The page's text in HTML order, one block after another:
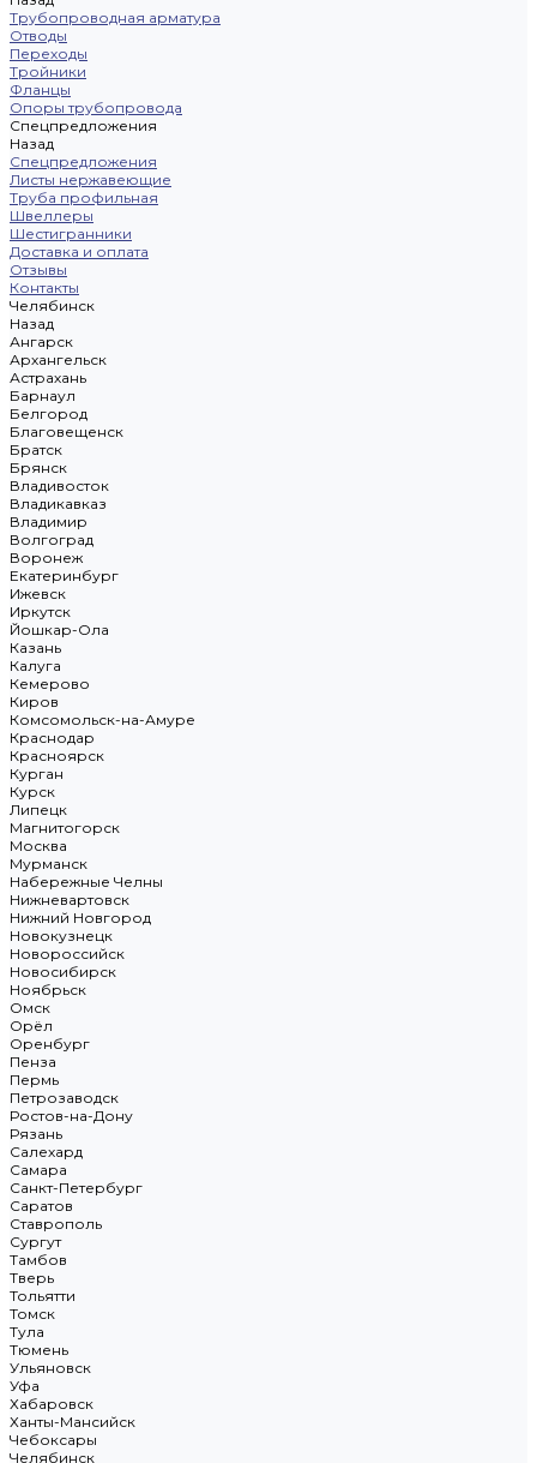
Трубопроводная арматура
Отводы
Переходы
Тройники
Фланцы
Опоры трубопровода
Спецпредложения
Назад
Спецпредложения
Листы нержавеющие
Труба профильная
Швеллеры
Шестигранники
Доставка и оплата
Отзывы
Контакты
Челябинск
Назад
Ангарск
Архангельск
Астрахань
Барнаул
Белгород
Благовещенск
Братск
Брянск
Владивосток
Владикавказ
Владимир
Волгоград
Воронеж
Екатеринбург
Ижевск
Иркутск
Йошкар-Ола
Казань
Калуга
Кемерово
Киров
Комсомольск-на-Амуре
Краснодар
Красноярск
Курган
Курск
Липецк
Магнитогорск
Москва
Мурманск
Набережные Челны
Нижневартовск
Нижний Новгород
Новокузнецк
Новороссийск
Новосибирск
Ноябрьск
Омск
Орёл
Оренбург
Пенза
Пермь
Петрозаводск
Ростов-на-Дону
Рязань
Салехард
Самара
Санкт-Петербург
Саратов
Ставрополь
Сургут
Тамбов
Тверь
Тольятти
Томск
Тула
Тюмень
Ульяновск
Уфа
Хабаровск
Ханты-Мансийск
Чебоксары
Челябинск